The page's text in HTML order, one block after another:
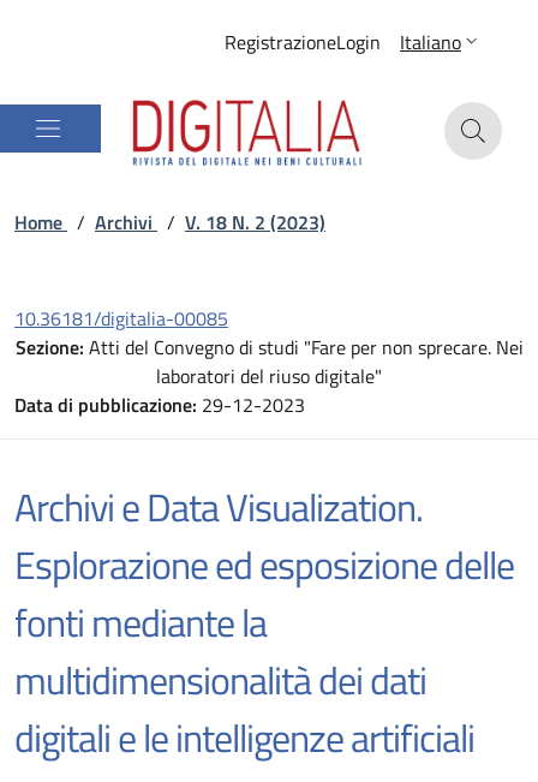
RegistrazioneLogin Italiano
Home / Archivi / V. 18 N. 2 (2023)
10.36181/digitalia-00085
Sezione: Atti del Convegno di studi "Fare per non sprecare. Nei
laboratori del riuso digitale"
Data di pubblicazione: 29-12-2023
Archivi e Data Visualization.
Esplorazione ed esposizione delle
fonti mediante la
multidimensionalità dei dati
digitali e le intelligenze artificiali